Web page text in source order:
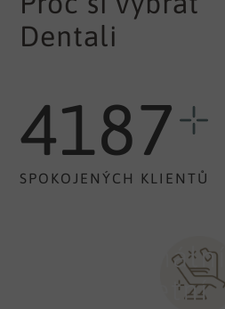
Profesionální
a kompletní
Dentali
4187
SPOKOJENÝCH KLIENTŮ